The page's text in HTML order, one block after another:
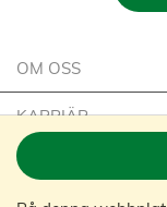
OM OSS
KARRIÄR
HÅLLBARHET